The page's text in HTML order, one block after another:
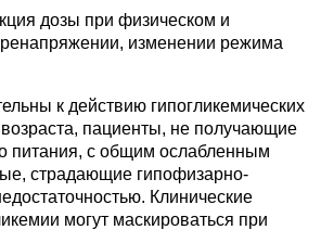
дозы при физическом и
изменении режима
к действию гипогликемических
пациенты, не получающие
питания, с общим ослабленным
страдающие гипофизарно-
Клинические
могут маскироваться при